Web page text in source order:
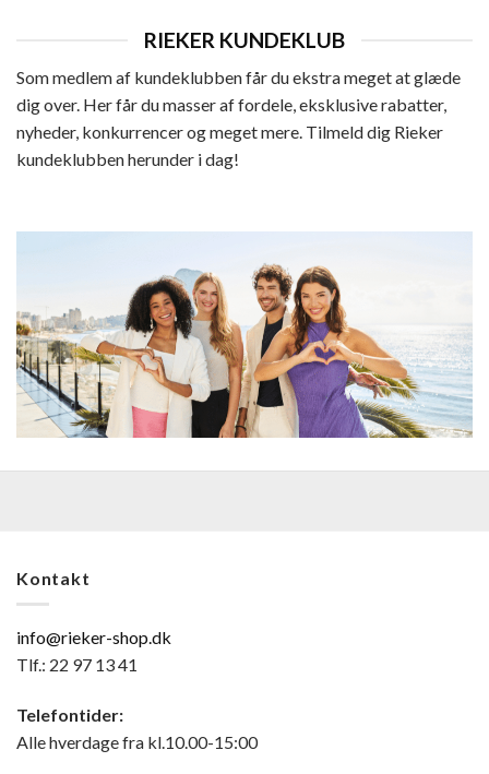
RIEKER KUNDEKLUB
Som medlem af kundeklubben får du ekstra meget at glæde
dig over. Her får du masser af fordele, eksklusive rabatter,
nyheder, konkurrencer og meget mere. Tilmeld dig Rieker
kundeklubben herunder i dag!
Kontakt
info@rieker-shop.dk
Tlf.: 22 97 13 41
Telefontider:
Alle hverdage fra kl.10.00-15:00